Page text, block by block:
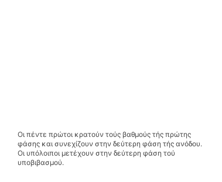
Οι πέντε πρώτοι κρατούν τούς βαθμούς τής πρώτης
φάσης και συνεχίζουν στην δεύτερη φάση τής ανόδου.
Οι υπόλοιποι μετέχουν στην δεύτερη φάση τού
υποβιβασμού.